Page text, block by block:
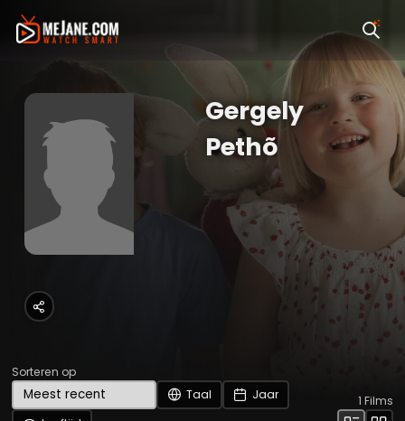
Gergely
Pethõ
Sorteren op
Taal
Jaar
1 Films